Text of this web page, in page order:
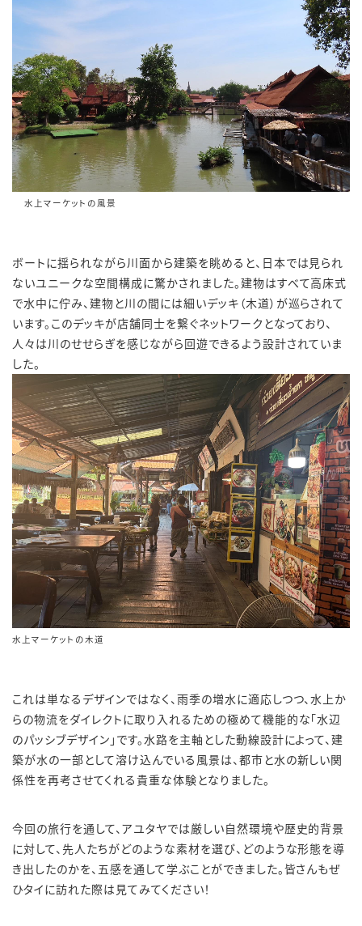
水上マーケットの風景
ボートに揺られながら川面から建築を眺めると、日本では見られ
ないユニークな空間構成に驚かされました。建物はすべて高床式
で水中に佇み、建物と川の間には細いデッキ（木道）が巡らされて
います。このデッキが店舗同士を繋ぐネットワークとなっており、
人々は川のせせらぎを感じながら回遊できるよう設計されていま
した。
水上マーケットの木道
これは単なるデザインではなく、雨季の増水に適応しつつ、水上か
らの物流をダイレクトに取り入れるための極めて機能的な「水辺
のパッシブデザイン」です。水路を主軸とした動線設計によって、建
築が水の一部として溶け込んでいる風景は、都市と水の新しい関
係性を再考させてくれる貴重な体験となりました。
今回の旅行を通して、アユタヤでは厳しい自然環境や歴史的背景
に対して、先人たちがどのような素材を選び、どのような形態を導
き出したのかを、五感を通して学ぶことができました。皆さんもぜ
ひタイに訪れた際は見てみてください！